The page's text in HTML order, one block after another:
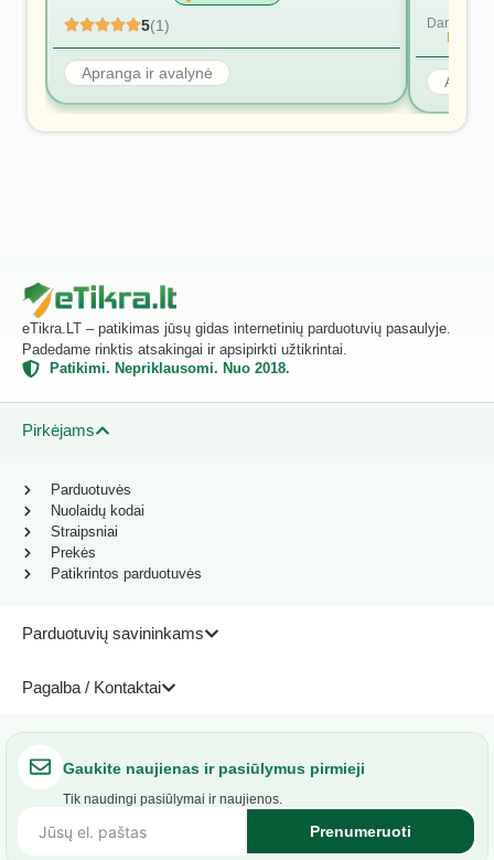
5(1)
Apranga ir avalynė
Dar nėra
eTikra.LT – patikimas jūsų gidas internetinių parduotuvių pasaulyje.
Padedame rinktis atsakingai ir apsipirkti užtikrintai.
Patikimi. Nepriklausomi. Nuo 2018.
Pirkėjams
Parduotuvių savininkams
Pagalba / Kontaktai
Parduotuvės
Nuolaidų kodai
Straipsniai
Prekės
Patikrintos parduotuvės
Gaukite naujienas ir pasiūlymus pirmieji
Tik naudingi pasiūlymai ir naujienos.
Prenumeruoti